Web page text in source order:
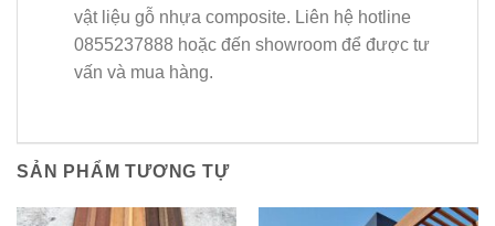
vật liệu gỗ nhựa composite. Liên hệ hotline
0855237888 hoặc đến showroom để được tư
vấn và mua hàng.
SẢN PHẨM TƯƠNG TỰ